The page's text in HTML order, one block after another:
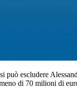
può escludere
di 70 milioni di